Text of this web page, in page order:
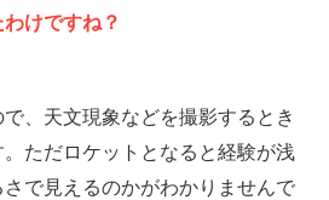
わけですね？
、天文現象などを撮影するとき
ただロケットとなると経験が浅
さで見えるのかがわかりませんで